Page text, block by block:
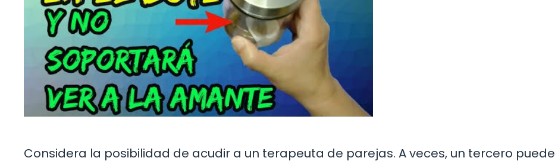
Considera la posibilidad de acudir a un terapeuta de parejas. A veces, un tercero puede